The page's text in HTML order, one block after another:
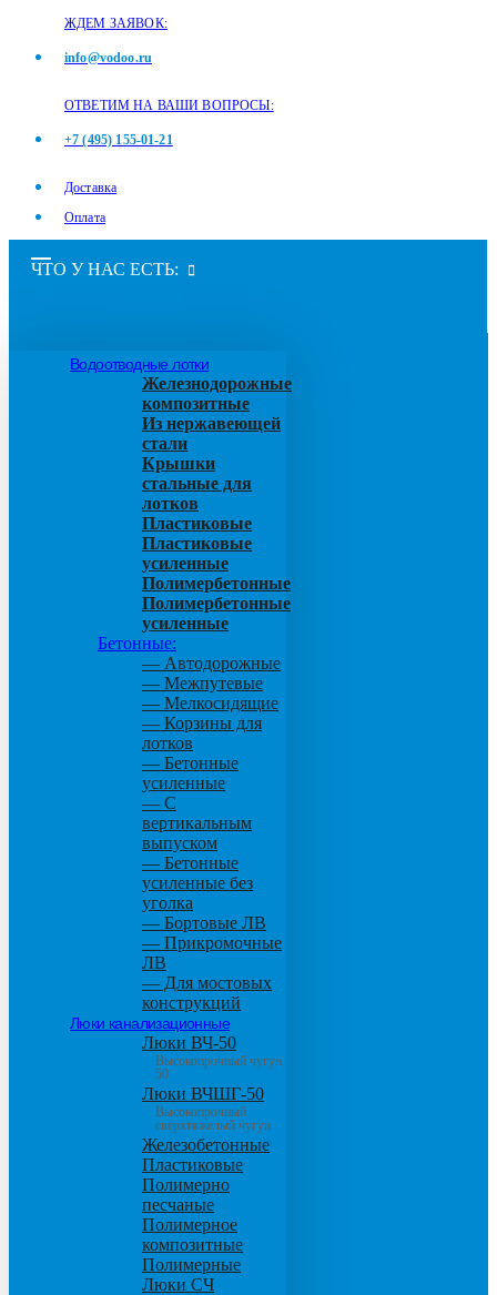
ЖДЕМ ЗАЯВОК:
info@vodoo.ru
ОТВЕТИМ НА ВАШИ ВОПРОСЫ:
+7 (495) 155-01-21
Доставка
Оплата
ЧТО У НАС ЕСТЬ:
Водоотводные лотки
Железнодорожные
композитные
Из нержавеющей
стали
Крышки
стальные для
лотков
Пластиковые
Пластиковые
усиленные
Полимербетонные
Полимербетонные
усиленные
Бетонные:
— Автодорожные
— Межпутевые
— Мелкосидящие
— Корзины для
лотков
— Бетонные
усиленные
— С
вертикальным
выпуском
— Бетонные
усиленные без
уголка
— Бортовые ЛВ
— Прикромочные
ЛВ
— Для мостовых
конструкций
Люки канализационные
Люки ВЧ-50
Высокопрочный чугун
50
Люки ВЧШГ-50
Высокопрочный
сверхтяжелый чугун
Железобетонные
Пластиковые
Полимерно
песчаные
Полимерное
композитные
Полимерные
Люки СЧ